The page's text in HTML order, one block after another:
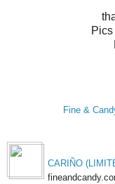
Fine &
CARIÑO